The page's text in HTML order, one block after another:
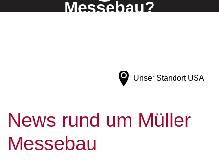
Unser Standort USA
Messebau?
News rund um Müller
Messebau